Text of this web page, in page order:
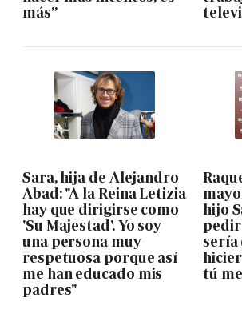
más”
Sara, hija de Alejandro
Abad: "A la Reina Letizia
hay que dirigirse como
'Su Majestad'. Yo soy
una persona muy
respetuosa porque así
me han educado mis
padres"
hijo
pedir
sería
tú